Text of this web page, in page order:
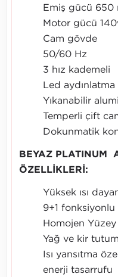
Emiş gücü 650
Motor gücü
Cam gövde
50/60 Hz
3 hız kademeli
Led aydınlatma
Yıkanabilir
Temperli çift
Dokunmatik
BEYAZ PLATINUM
ÖZELLİKLERİ:
Yüksek ısı
9+1 fonksiyonlu
Homojen
Yağ ve kir
Isı yansıtma
enerji tasarrufu